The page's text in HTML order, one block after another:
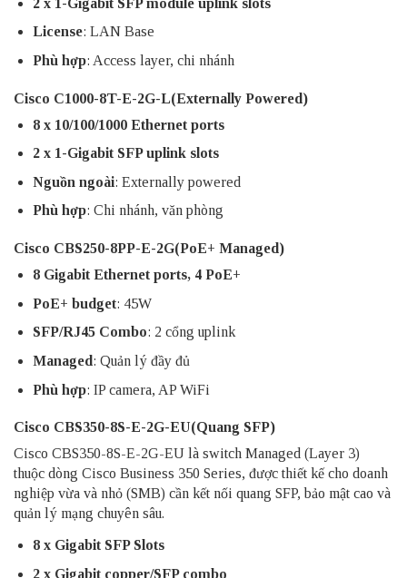
License: LAN Base
Phù hợp: Access layer, chi nhánh
Cisco C1000-8T-E-2G-L(Externally Powered)
8 x 10/100/1000 Ethernet ports
2 x 1-Gigabit SFP uplink slots
Nguồn ngoài: Externally powered
Phù hợp: Chi nhánh, văn phòng
Cisco CBS250-8PP-E-2G(PoE+ Managed)
8 Gigabit Ethernet ports, 4 PoE+
PoE+ budget: 45W
SFP/RJ45 Combo: 2 cổng uplink
Managed : Quản lý đầy đủ
Phù hợp: IP camera, AP WiFi
Cisco CBS350-8S-E-2G-EU(Quang SFP)
Cisco CBS350-8S-E-2G-EU là switch Managed (Layer 3)
thuộc dòng Cisco Business 350 Series, được thiết kế cho doanh
nghiệp vừa và nhỏ (SMB) cần kết nối quang SFP, bảo mật cao và
quản lý mạng chuyên sâu.
8 x Gigabit SFP Slots
2 x Gigabit copper/SFP combo